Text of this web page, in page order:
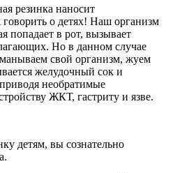
резинка наносит
о детях! Наш организм
попадает в рот, вызывает
Но в данном случае
свой организм, жуем
желудочный сок и
необратимые
ЖКТ, гастриту и язве.
детям, вы сознательно